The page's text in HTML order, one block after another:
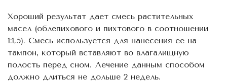
Хороший результат дает смесь растительных
масел (облепихового и пихтового в соотношении
1:1,5). Смесь используется для нанесения ее на
тампон, который вставляют во влагалищную
полость перед сном. Лечение данным способом
должно длиться не дольше 2 недель.